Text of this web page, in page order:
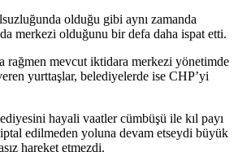
olduğu gibi aynı zamanda
merkezi olduğunu bir defa daha ispat etti.
rağmen mevcut iktidara merkezi yönetimde
yurttaşlar, belediyelerde ise CHP’yi
hayali vaatler cümbüşü ile kıl payı
edilmeden yoluna devam etseydi büyük
hareket etmezdi.